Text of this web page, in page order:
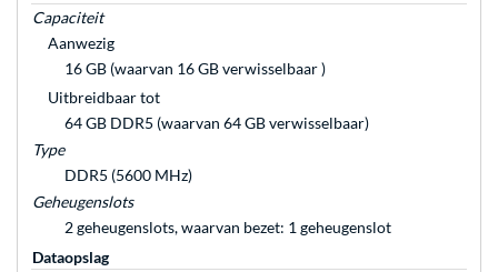
Capaciteit
Aanwezig
16 GB (waarvan 16 GB verwisselbaar )
Uitbreidbaar tot
64 GB DDR5 (waarvan 64 GB verwisselbaar)
Type
DDR5 (5600 MHz)
Geheugenslots
2 geheugenslots, waarvan bezet: 1 geheugenslot
Dataopslag